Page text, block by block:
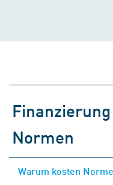
Normen
Warum kosten